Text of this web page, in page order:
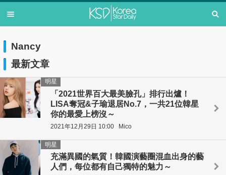
Nancy
最新文章
「2021世界百大最美臉孔」排行出爐！
LISA奪冠&子瑜退居No.7，一共21位韓星
你的最愛上榜沒～
明星
2021年12月29日 10:00 Mico
充滿異國的氣質！韓國演藝圈混血出身的藝
人們，每位都有自己獨特的魅力～
明星